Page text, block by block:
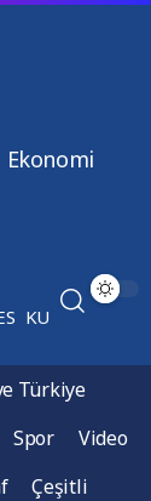
Ekonomi
KU
Türkiye
Spor
Video
Çeşitli